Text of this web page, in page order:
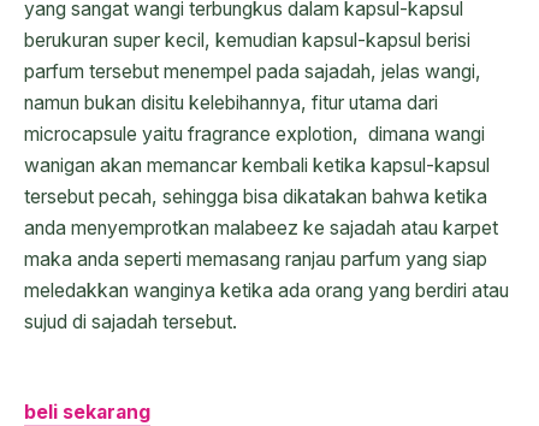
yang sangat wangi terbungkus dalam kapsul-kapsul
berukuran super kecil, kemudian kapsul-kapsul berisi
parfum tersebut menempel pada sajadah, jelas wangi,
namun bukan disitu kelebihannya, fitur utama dari
microcapsule yaitu fragrance explotion, dimana wangi
wanigan akan memancar kembali ketika kapsul-kapsul
tersebut pecah, sehingga bisa dikatakan bahwa ketika
anda menyemprotkan malabeez ke sajadah atau karpet
maka anda seperti memasang ranjau parfum yang siap
meledakkan wanginya ketika ada orang yang berdiri atau
sujud di sajadah tersebut.
beli sekarang